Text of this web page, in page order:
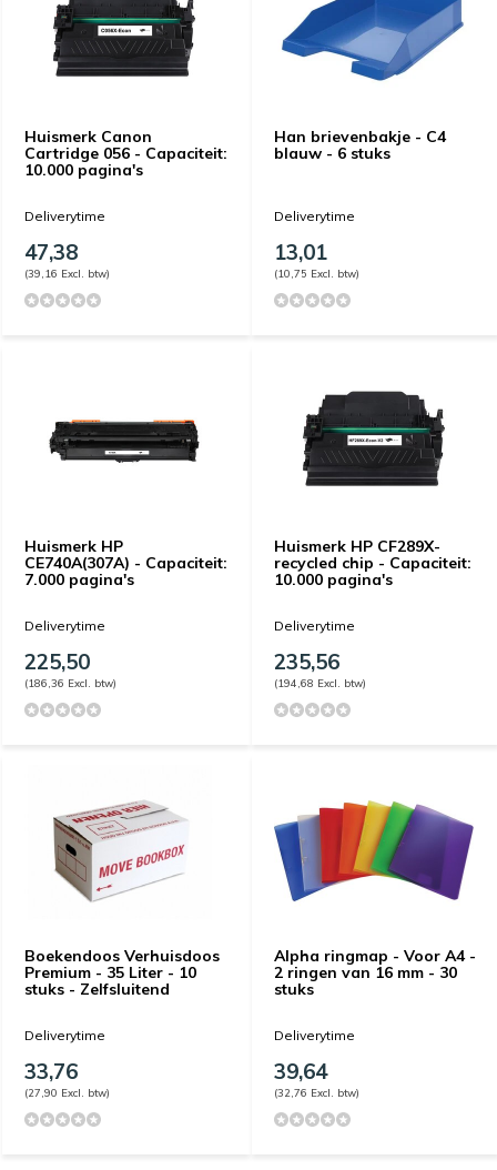
Huismerk Canon
Cartridge 056 - Capaciteit:
10.000 pagina's
Deliverytime
47,38
(39,16 Excl. btw)
Han brievenbakje - C4
blauw - 6 stuks
Deliverytime
13,01
(10,75 Excl. btw)
Huismerk HP
CE740A(307A) - Capaciteit:
7.000 pagina's
Deliverytime
225,50
(186,36 Excl. btw)
Huismerk HP CF289X-
recycled chip - Capaciteit:
10.000 pagina's
Deliverytime
235,56
(194,68 Excl. btw)
Boekendoos Verhuisdoos
Premium - 35 Liter - 10
stuks - Zelfsluitend
Deliverytime
33,76
(27,90 Excl. btw)
Alpha ringmap - Voor A4 -
2 ringen van 16 mm - 30
stuks
Deliverytime
39,64
(32,76 Excl. btw)